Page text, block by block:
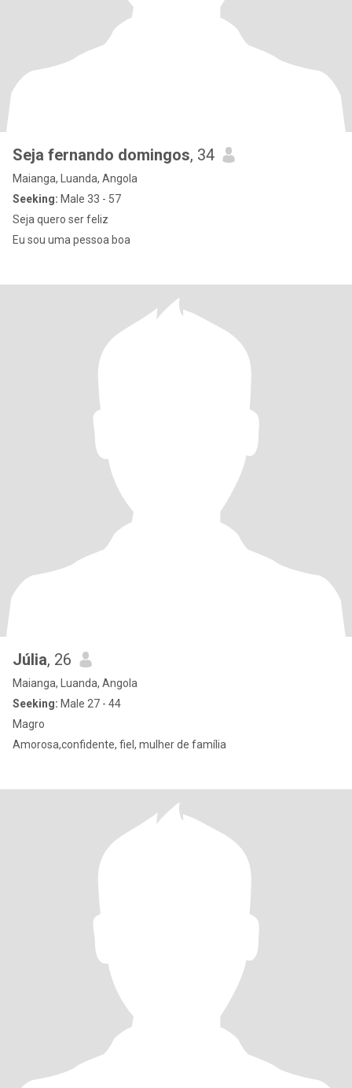
Seja fernando domingos, 34
Maianga, Luanda, Angola
Seeking: Male 33 - 57
Seja quero ser feliz
Eu sou uma pessoa boa
Júlia, 26
Maianga, Luanda, Angola
Seeking: Male 27 - 44
Magro
Amorosa,confidente, fiel, mulher de família